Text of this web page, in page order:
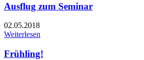
Ausflug zum Seminar
02.05.2018
Weiterlesen
Frühling!